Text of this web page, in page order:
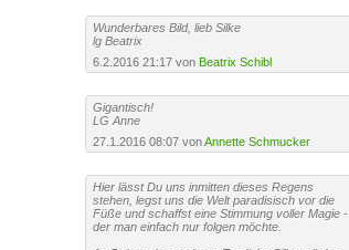
Wunderbares Bild, lieb Silke
lg Beatrix
6.2.2016 21:17 von Beatrix Schibl
Gigantisch!
LG Anne
27.1.2016 08:07 vonAnnette Schmucker
Hier lässt Du uns inmitten dieses Regens
stehen, legst uns die Welt paradisisch vor die
Füße und schaffst eine Stimmung voller Magie -
der man einfach nur folgen möchte.